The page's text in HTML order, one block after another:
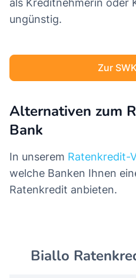
als Kreditnehmerin oder
ungünstig.
Zur
Alternativen zum
Bank
In unserem Ratenkredit-
welche Banken Ihnen
Ratenkredit anbieten.
Biallo